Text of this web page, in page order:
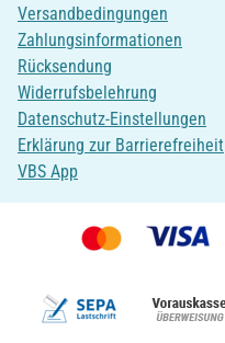
Versandbedingungen
Zahlungsinformationen
Rücksendung
Widerrufsbelehrung
Datenschutz-Einstellungen
Erklärung zur Barrierefreiheit
VBS App